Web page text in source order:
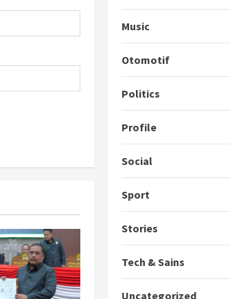
Music
Otomotif
Politics
Profile
Social
Sport
Stories
Tech & Sains
Uncategorized